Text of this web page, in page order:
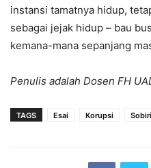
instansi tamatnya hidup,
sebagai jejak hidup – bau
kemana-mana sepanjang
Penulis adalah Dosen FH
TAGS Esai Korupsi